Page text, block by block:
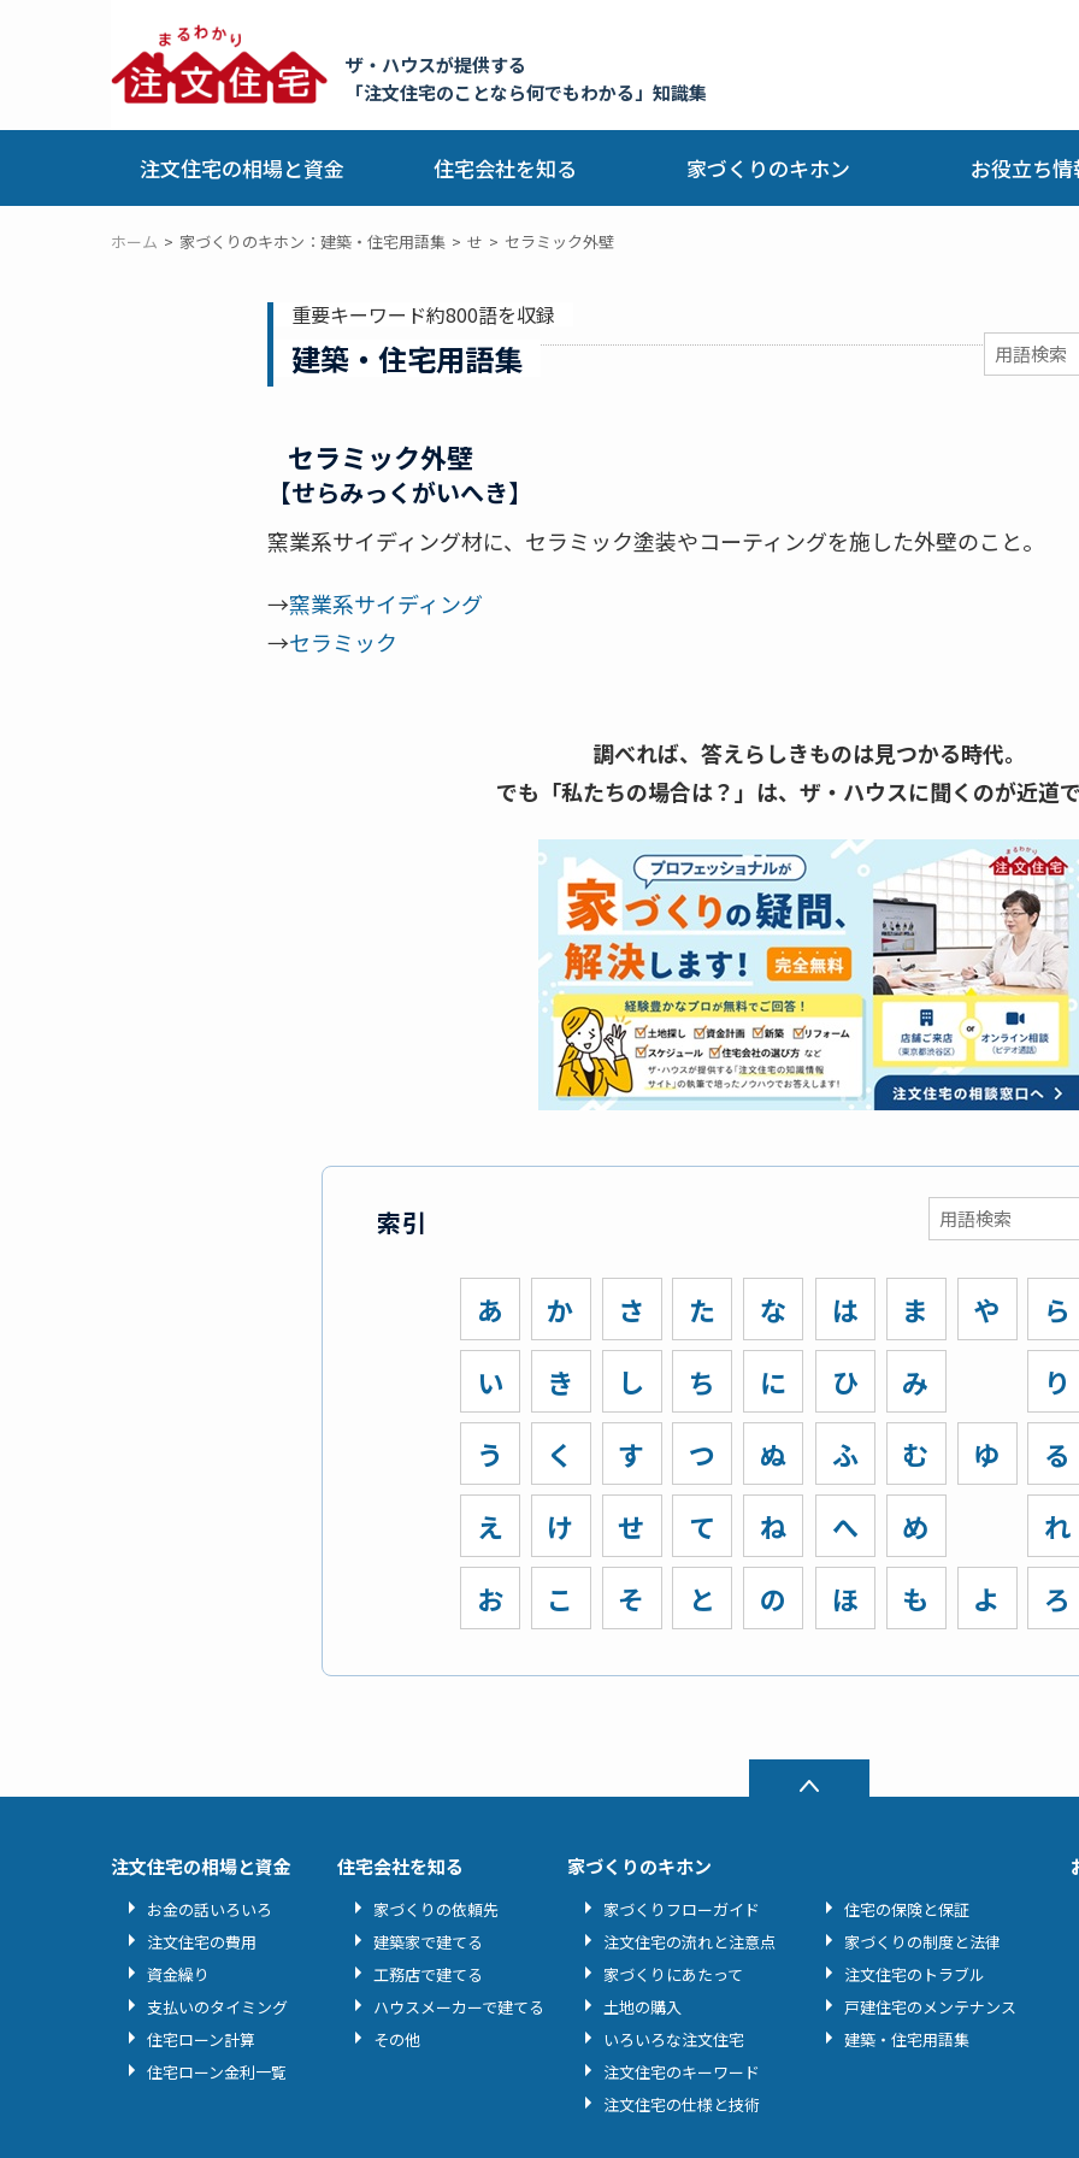
ザ・ハウスが提供する
「注文住宅のことなら何でもわかる」知識集
注文住宅の相場と資金 住宅会社を知る 家づくりのキホン お役立ち情
ホーム 家づくりのキホン：建築・住宅用語集 せ セラミック外壁
重要キーワード約800語を収録
建築・住宅用語集
セラミック外壁
【せらみっくがいへき】
窯業系サイディング材に、セラミック塗装やコーティングを施した外壁のこと。
→窯業系サイディング
→セラミック
調べれば、答えらしきものは見つかる時代。
でも「私たちの場合は？」は、 ザ・ハウスに聞くのが近道
索引
あ
い
う
え
お
か
き
く
け
こ
さ
し
す
せ
そ
た
ち
つ
て
と
な
に
ぬ
ね
の
は
ひ
ふ
へ
ほ
ま
み
む
め
も
や
ゆ
よ
ら
り
る
れ
ろ
注文住宅の相場と資金
お金の話いろいろ
注文住宅の費用
資金繰り
支払いのタイミング
住宅ローン計算
住宅ローン金利一覧
住宅会社を知る
家づくりの依頼先
建築家で建てる
工務店で建てる
ハウスメーカーで建てる
その他
家づくりのキホン
家づくりフローガイド
注文住宅の流れと注意点
家づくりにあたって
土地の購入
いろいろな注文住宅
注文住宅のキーワード
注文住宅の仕様と技術
住宅の保険と保証
家づくりの制度と法律
注文住宅のトラブル
戸建住宅のメンテナンス
建築・住宅用語集